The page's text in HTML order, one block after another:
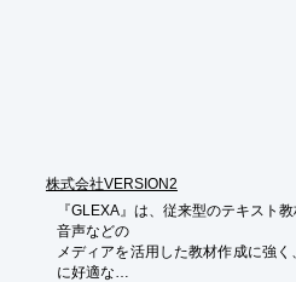
株式会社VERSION2
『GLEXA』は、従来型のテキスト
音声などの
メディアを活用した教材作成に強
に好適な